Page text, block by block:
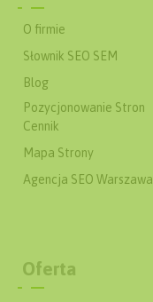
O firmie
Słownik SEO SEM
Blog
Pozycjonowanie Stron
Cennik
Mapa Strony
Agencja SEO Warszawa
Oferta